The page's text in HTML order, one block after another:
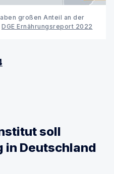
großen Anteil an der
DGE Ernährungsreport 2022
soll
in Deutschland